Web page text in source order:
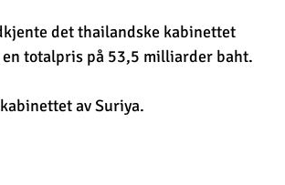
det thailandske kabinettet
totalpris på 53,5 milliarder baht.
av Suriya.